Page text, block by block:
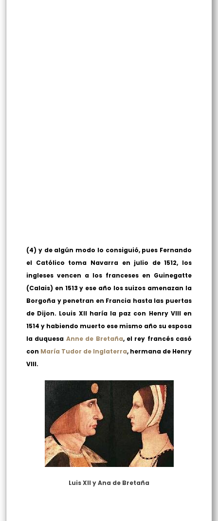
(4) y de algún modo lo consiguió, pues Fernando
el Católico toma Navarra en julio de 1512, los
ingleses vencen a los franceses en Guinegatte
(Calais) en 1513 y ese año los suizos amenazan la
Borgoña y penetran en Francia hasta las puertas
de Dijon. Louis XII haría la paz con Henry VIII en
1514 y habiendo muerto ese mismo año su esposa
la duquesa Anne de Bretaña, el rey francés casó
con María Tudor de Inglaterra, hermana de Henry
VIII.
Luis XII y Ana de Bretaña